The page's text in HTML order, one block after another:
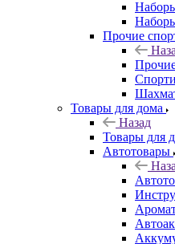
Прочие
Товары для дома
Назад
Товары для
Автотовары